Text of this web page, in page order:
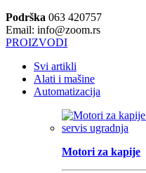
Podrška 063 420757
Email: info@zoom.rs
PROIZVODI
Svi artikli
Alati i mašine
Automatizacija
Motori za kapije